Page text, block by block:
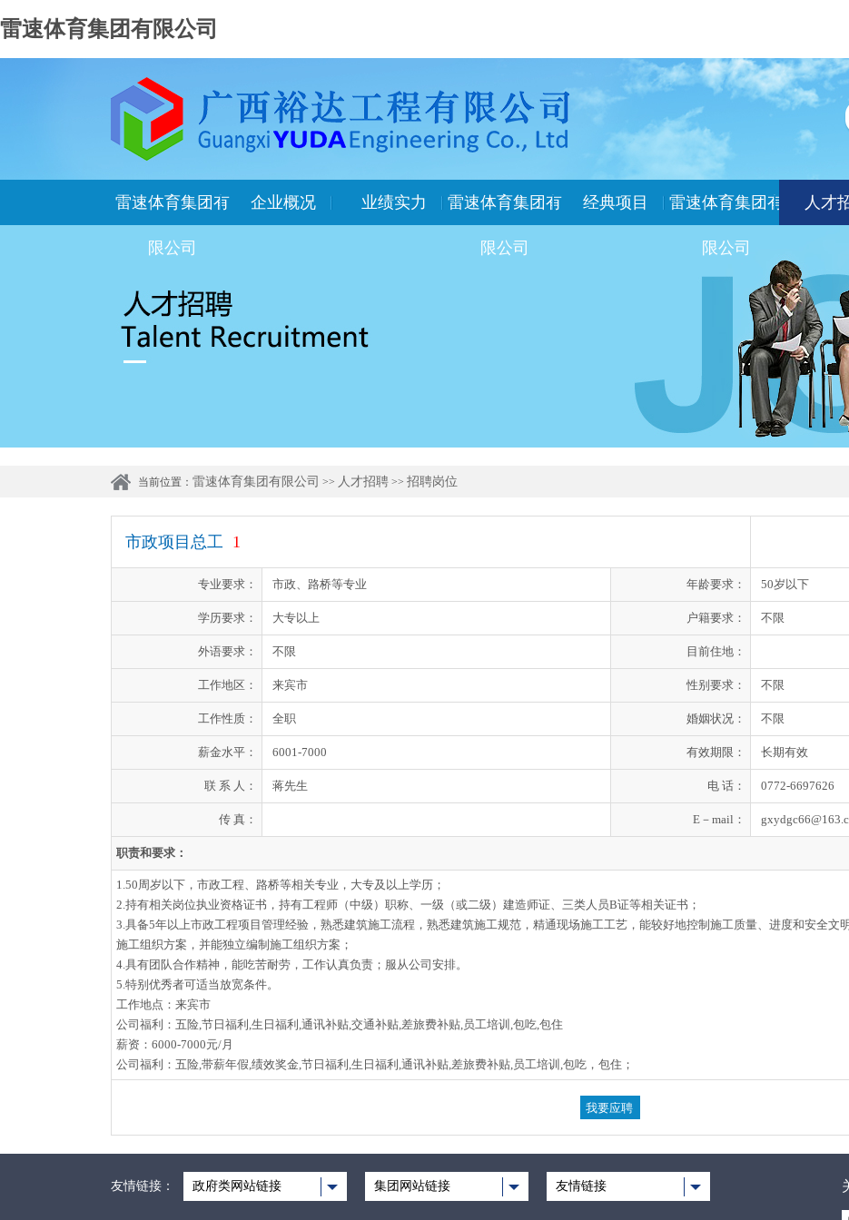
雷速体育集团有限公司
雷速体育集团有
限公司
企业概况 业绩实力 雷速体育集团有
限公司
经典项目 雷速体育集团有
限公司
人才
当前位置： 雷速体育集团有限公司 >> 人才招聘 >> 招聘岗位
市政项目总工 1
专业要求： 市政、路桥等专业 年龄要求： 50岁以下
学历要求： 大专以上 户籍要求： 不限
外语要求： 不限 目前住地：
工作地区： 来宾市 性别要求： 不限
工作性质： 全职 婚姻状况： 不限
薪金水平： 6001-7000 有效期限： 长期有效
联 系 人： 蒋先生 电 话： 0772-6697626
传 真： E－mail：
职责和要求：
1.50周岁以下，市政工程、路桥等相关专业，大专及以上学历；
2.持有相关岗位执业资格证书，持有工程师（中级）职称、一级（或二级）建造师证、三类人员B证等相关证书；
3.具备5年以上市政工程项目管理经验，熟悉建筑施工流程，熟悉建筑施工规范，精通现场施工工艺，能较好地控制施工质量、进度和安全文
施工组织方案，并能独立编制施工组织方案；
4.具有团队合作精神，能吃苦耐劳，工作认真负责；服从公司安排。
5.特别优秀者可适当放宽条件。
工作地点：来宾市
公司福利：五险,节日福利,生日福利,通讯补贴,交通补贴,差旅费补贴,员工培训,包吃,包住
薪资：6000-7000元/月
公司福利：五险,带薪年假,绩效奖金,节日福利,生日福利,通讯补贴,差旅费补贴,员工培训,包吃，包住；
友情链接： 政府类网站链接 集团网站链接 友情链接